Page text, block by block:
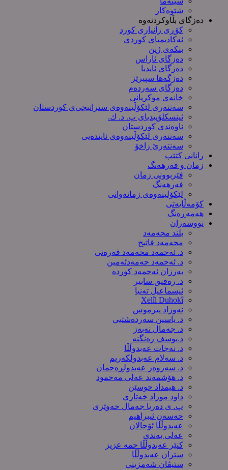
شێوەکار
دەزگای بڵاوکردنەوە
کۆڕی زانیاری کورد
ئەکادیمیای کوردی
بنکەی ژین
دەزگای ئاراس
دەزگای ئایدیا
دەزگەها سپیرێز
دەزگای سەردەم
خانەی موکریانی
سەنتەری لێكۆڵینەوەی ستراتیجی‌ی كوردستان
ئینسکلۆپیدیای پ. د. ك.
ناوەندی کوردستان
سەنتەری لێکۆڵینەوەى ئایندەیی
سەنتەرێ زاخۆ
رانانی کتێب
زمان و فەرهەنگ
فێربوونی زمان
فەرهەنگ
لێکۆلینەوەی زمانەوانی
کۆمەڵایەتی
هەمەڕەنگ
نووسەران
بلند محەمەد
محەمەد فاتیح
د. ئەحمەد محەمەد قەرەنی
د. ئەحمەد حەمەدئەمین
بەرزان ئەحمەد کورده
د. رەفیق سابیر
ئیسماعیل تەنیا
Xelîl Duhokî
نەوزاد پیرموس
د. یاسین سەردەشتیی
د. جەمال نەبەز
د.یوسف زه‌نگنه‌
د. نەجات عەبدوڵڵا
د. سەلام عەبدولكەریم
د. سەروەر عەبدولڕەحمان
د. هۆشمەند عەلی مەحمود
د. هیمداد حوسێن
داود موراد خەتاری
پ. ی دەریا جەمال حەوێزی
حەسەن ئیبراهیم
عەبدوڵڵا ئۆجالان
عەلی بەندی
کنێر عەبدوڵڵا حمە عزیز
ستران عەبدوڵڵا
ستیڤان شەمزینی